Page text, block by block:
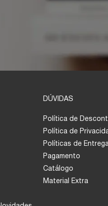
DÚVIDAS
Política de
Política de
Políticas de
Pagamento
Catálogo
Material Extra